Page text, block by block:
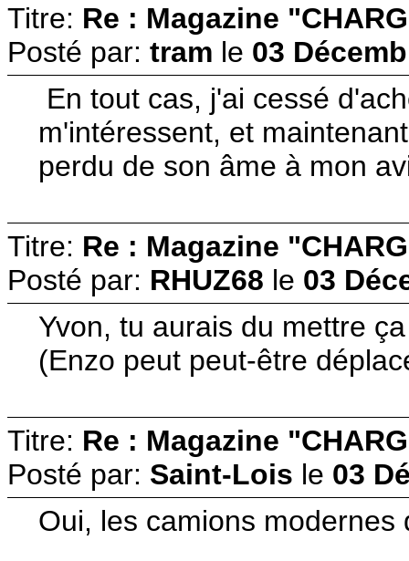
Titre: Re : Magazine
Posté par: tram le 03
En tout cas, j'ai cessé
m'intéressent, et
perdu de son âme à mon
Titre: Re : Magazine
Posté par: RHUZ68 le 03
Yvon, tu aurais du mettre
(Enzo peut peut-être
Titre: Re : Magazine
Posté par: Saint-Lois le 03
Oui, les camions